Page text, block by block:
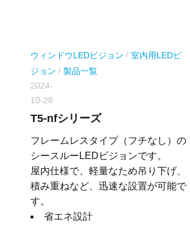
ウィンドウLEDビジョン /室内用LEDビ
ジョン /製品一覧
2024-
10-28
T5-nfシリーズ
フレームレスタイプ（フチなし）の
シースルーLEDビジョンです。
屋内仕様で、軽量なため吊り下げ、
積み重ねなど、迅速な設置が可能で
す。
省エネ設計